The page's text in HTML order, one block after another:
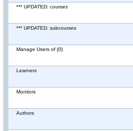
*** UPDATED: courses
*** UPDATED: subcourses
Manage Users of {0}
Learners
Monitors
Authors